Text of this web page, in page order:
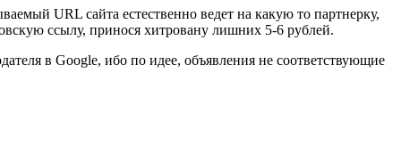
URL сайта естественно ведет на какую то партнерку,
ссылу, принося хитровану лишних 5-6 рублей.
в Google, ибо по идее, объявления не соответствующие